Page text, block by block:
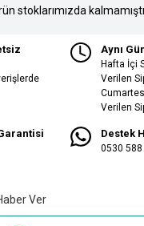
stoklarımızda
Aynı
Hafta İçi
Verilen
Verilen
Destek
0530
Ver